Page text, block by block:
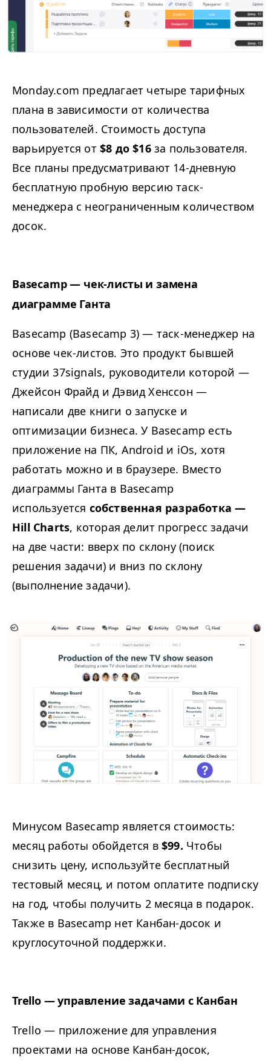
Monday.com предлагает четыре тарифных
плана в зависимости от количества
пользователей. Стоимость доступа
варьируется от $8 до $16за пользователя.
Все планы предусматривают 14-дневную
бесплатную пробную версию таск-
менеджера с неограниченным количеством
досок.
Basecamp — чек-листы и замена
диаграмме Ганта
Basecamp (Basecamp 3) — таск-менеджер на
основе чек-листов. Это продукт бывшей
студии 37signals, руководители которой —
Джейсон Фрайд и Дэвид Хенссон —
написали две книги о запуске и
оптимизации бизнеса. У Basecamp есть
приложение на ПК, Android и iOs, хотя
работать можно и в браузере. Вместо
диаграммы Ганта в Basecamp
используется собственная разработка —
Hill Charts, которая делит прогресс задачи
на две части: вверх по склону (поиск
решения задачи) и вниз по склону
(выполнение задачи).
Минусом Basecamp является стоимость:
месяц работы обойдется в $99. Чтобы
снизить цену, используйте бесплатный
тестовый месяц, и потом оплатите подписку
на год, чтобы получить 2 месяца в подарок.
Также в Basecamp нет Канбан-досок и
круглосуточной поддержки.
Trello — управление задачами с Канбан
Trello — приложение для управления
проектами на основе Канбан-досок,